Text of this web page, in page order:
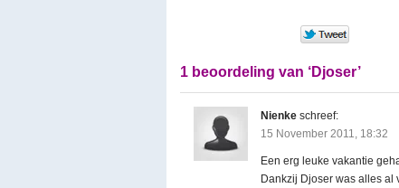
1 beoordeling van ‘Djoser’
Nienke schreef:
15 November 2011, 18:32
Een erg leuke vakantie
Dankzij Djoser was alles